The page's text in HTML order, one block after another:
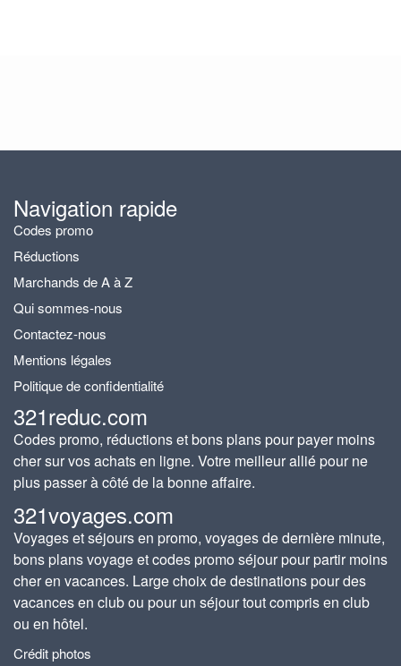
Navigation rapide
Codes promo
Réductions
Marchands de A à Z
Qui sommes-nous
Contactez-nous
Mentions légales
Politique de confidentialité
321reduc.com
Codes promo, réductions et bons plans pour payer moins
cher sur vos achats en ligne. Votre meilleur allié pour ne
plus passer à côté de la bonne affaire.
321voyages.com
Voyages et séjours en promo, voyages de dernière minute,
bons plans voyage et codes promo séjour pour partir moins
cher en vacances. Large choix de destinations pour des
vacances en club ou pour un séjour tout compris en club
ou en hôtel.
Crédit photos